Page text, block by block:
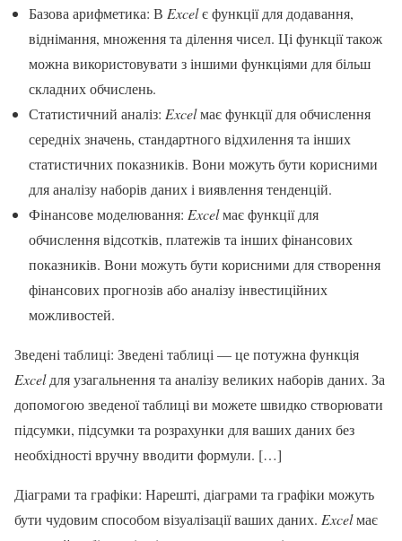
Базова арифметика: В Excelє функції для додавання,
віднімання, множення та ділення чисел. Ці функції також
можна використовувати з іншими функціями для більш
складних обчислень.
Статистичний аналіз: Excelмає функції для обчислення
середніх значень, стандартного відхилення та інших
статистичних показників. Вони можуть бути корисними
для аналізу наборів даних і виявлення тенденцій.
Фінансове моделювання: Excelмає функції для
обчислення відсотків, платежів та інших фінансових
показників. Вони можуть бути корисними для створення
фінансових прогнозів або аналізу інвестиційних
можливостей.
Зведені таблиці: Зведені таблиці — це потужна функція
Excelдля узагальнення та аналізу великих наборів даних. За
допомогою зведеної таблиці ви можете швидко створювати
підсумки, підсумки та розрахунки для ваших даних без
необхідності вручну вводити формули. […]
Діаграми та графіки: Нарешті, діаграми та графіки можуть
бути чудовим способом візуалізації ваших даних. Excelмає